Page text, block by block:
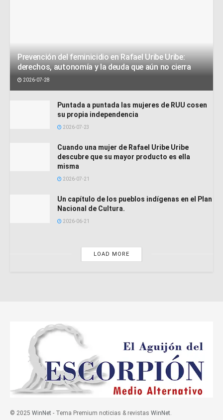
Prevención del feminicidio en Rafael Uribe Uribe:
derechos, autonomía y la deuda que aún no cierra
2026-07-28
Puntada a puntada las mujeres de RUU cosen
su propia independencia
2026-07-23
Cuando una mujer de Rafael Uribe Uribe
descubre que su mayor producto es ella
misma
2026-07-21
Un capítulo de los pueblos indígenas en el Plan
Nacional de Cultura.
2026-06-21
LOAD MORE
© 2025 WinNet - Tema Premium noticias & revistas WinNet.